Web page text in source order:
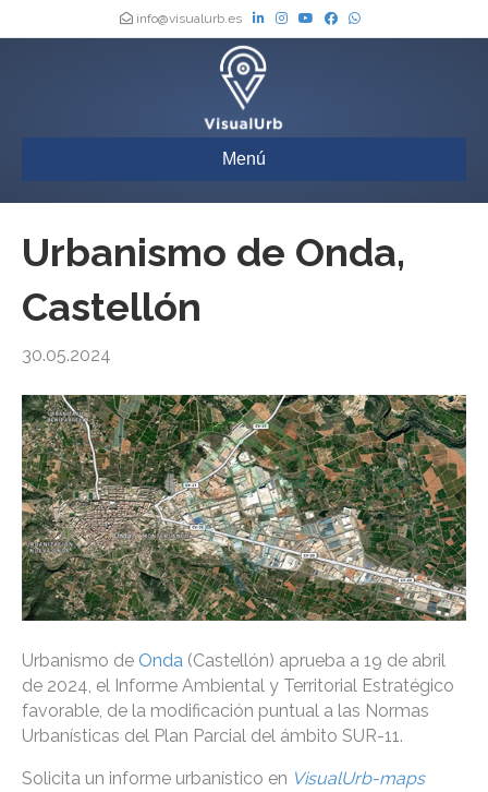
info@visualurb.es
Menú
Urbanismo de Onda,
Castellón
30.05.2024
Urbanismo de Onda (Castellón) aprueba a 19 de abril
de 2024, el Informe Ambiental y Territorial Estratégico
favorable, de la modificación puntual a las Normas
Urbanísticas del Plan Parcial del ámbito SUR-11.
Solicita un informe urbanístico en VisualUrb-maps